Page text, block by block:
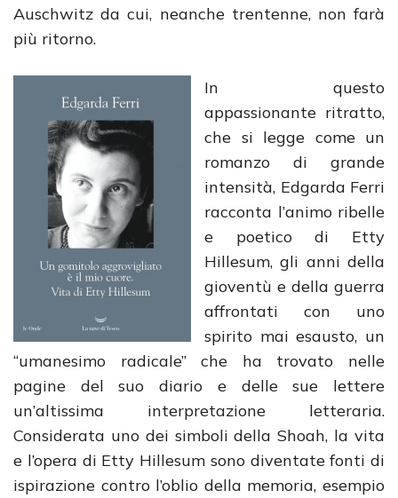
Auschwitz da cui, neanche trentenne, non farà
più ritorno.
In questo
appassionante ritratto,
che si legge come un
romanzo di grande
intensità, Edgarda Ferri
racconta l’animo ribelle
e poetico di Etty
Hillesum, gli anni della
gioventù e della guerra
affrontati con uno
spirito mai esausto, un
“umanesimo radicale” che ha trovato nelle
pagine del suo diario e delle sue lettere
un’altissima interpretazione letteraria.
Considerata uno dei simboli della Shoah, la vita
e l’opera di Etty Hillesum sono diventate fonti di
ispirazione contro l’oblio della memoria, esempio